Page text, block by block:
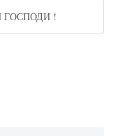
ГОСПОДИ !